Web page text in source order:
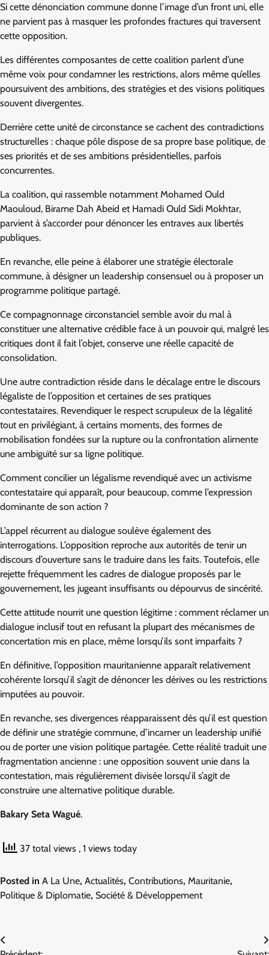
Si cette dénonciation commune donne l’image d’un front uni, elle
ne parvient pas à masquer les profondes fractures qui traversent
cette opposition.
Les différentes composantes de cette coalition parlent d’une
même voix pour condamner les restrictions, alors même qu’elles
poursuivent des ambitions, des stratégies et des visions politiques
souvent divergentes.
Derrière cette unité de circonstance se cachent des contradictions
structurelles : chaque pôle dispose de sa propre base politique, de
ses priorités et de ses ambitions présidentielles, parfois
concurrentes.
La coalition, qui rassemble notamment Mohamed Ould
Maouloud, Birame Dah Abeid et Hamadi Ould Sidi Mokhtar,
parvient à s’accorder pour dénoncer les entraves aux libertés
publiques.
En revanche, elle peine à élaborer une stratégie électorale
commune, à désigner un leadership consensuel ou à proposer un
programme politique partagé.
Ce compagnonnage circonstanciel semble avoir du mal à
constituer une alternative crédible face à un pouvoir qui, malgré les
critiques dont il fait l’objet, conserve une réelle capacité de
consolidation.
Une autre contradiction réside dans le décalage entre le discours
légaliste de l’opposition et certaines de ses pratiques
contestataires. Revendiquer le respect scrupuleux de la légalité
tout en privilégiant, à certains moments, des formes de
mobilisation fondées sur la rupture ou la confrontation alimente
une ambiguïté sur sa ligne politique.
Comment concilier un légalisme revendiqué avec un activisme
contestataire qui apparaît, pour beaucoup, comme l’expression
dominante de son action ?
L’appel récurrent au dialogue soulève également des
interrogations. L’opposition reproche aux autorités de tenir un
discours d’ouverture sans le traduire dans les faits. Toutefois, elle
rejette fréquemment les cadres de dialogue proposés par le
gouvernement, les jugeant insuffisants ou dépourvus de sincérité.
Cette attitude nourrit une question légitime : comment réclamer un
dialogue inclusif tout en refusant la plupart des mécanismes de
concertation mis en place, même lorsqu’ils sont imparfaits ?
En définitive, l’opposition mauritanienne apparaît relativement
cohérente lorsqu’il s’agit de dénoncer les dérives ou les restrictions
imputées au pouvoir.
En revanche, ses divergences réapparaissent dès qu’il est question
de définir une stratégie commune, d’incarner un leadership unifié
ou de porter une vision politique partagée. Cette réalité traduit une
fragmentation ancienne : une opposition souvent unie dans la
contestation, mais régulièrement divisée lorsqu’il s’agit de
construire une alternative politique durable.
Bakary Seta Wagué.
37 total views , 1 views today
Posted in A La Une, Actualités, Contributions, Mauritanie,
Politique & Diplomatie, Société & Développement
Navigation